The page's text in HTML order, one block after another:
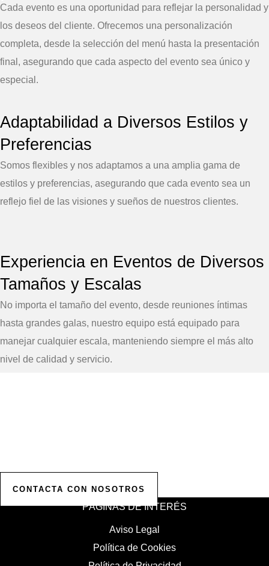
Cada evento es una oportunidad para reflejar la personalidad y
los deseos del cliente. Ofrecemos una personalización
completa, desde la selección del menú hasta la presentación
final, asegurando que cada aspecto del evento sea único y
especial.
Adaptabilidad a Diversos Estilos y
Preferencias
Somos flexibles y nos adaptamos a una amplia gama de
estilos y preferencias, asegurando que cada evento sea un
reflejo fiel de las visiones y sueños de nuestros clientes.
Experiencia en Eventos de Diversos
Tamaños y Escalas
No importa el tamaño del evento, desde reuniones íntimas
hasta grandes galas, nuestro equipo está equipado para
manejar cualquier escala, manteniendo siempre el más alto
nivel de calidad y servicio.
CONTACTA CON NOSOTROS
PÁGINAS DE INTERÉS
Aviso Legal
Política de Cookies